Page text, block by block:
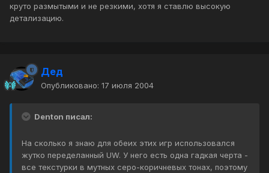
круто размытыми и не резкими, хотя я ставлю высокую
детализацию.
Дед
Опубликовано: 17 июля 2004
Denton писал:
На сколько я знаю для обеих этих игр использовался
жутко переделанный UW. У него есть одна гадкая черта -
все текстурки в мутных серо-коричневых тонах, поэтому